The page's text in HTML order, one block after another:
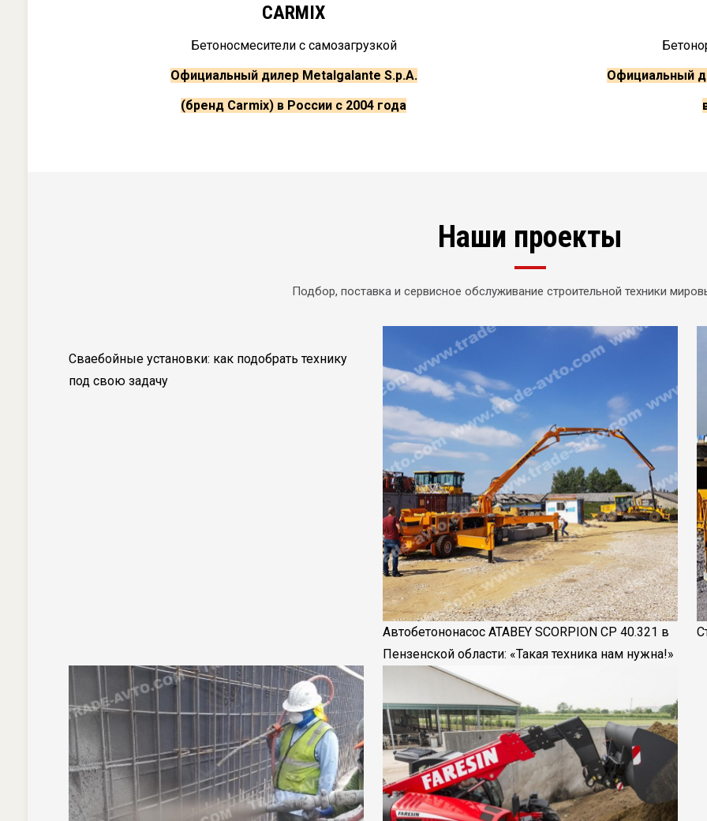
CARMIX
Бетоносмесители с самозагрузкой
Официальный дилер Metalgalante S.p.A.
(бренд Carmix) в России с 2004 года
Официальный
Наши проекты
Подбор, поставка и сервисное обслуживание строительной техники
Сваебойные установки: как подобрать технику
под свою задачу
Автобетононасос ATABEY SCORPION CP 40.321 в
Пензенской области: «Такая техника нам нужна!»